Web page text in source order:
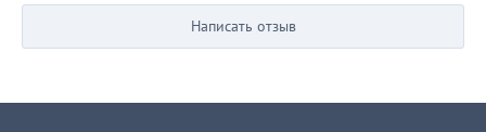
Написать отзыв